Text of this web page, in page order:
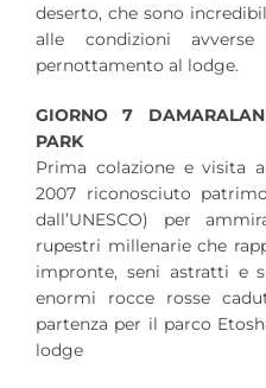
deserto, che sono
alle condizioni
pernottamento al lodge.
GIORNO 7
PARK
Prima colazione e visita
2007 riconosciuto
dall’UNESCO) per
rupestri millenarie che
impronte, seni astratti e
enormi rocce rosse
partenza per il parco
lodge